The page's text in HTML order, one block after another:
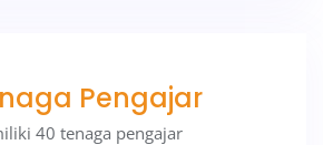
Pengajar
40 tenaga pengajar